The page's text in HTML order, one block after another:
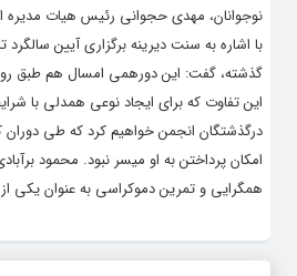
نوجوانان، مهدی حجوانی رئیس هیات مدیره
گذشته، گفت: این دورهمی امسال هم طبق
این تفاوت که برای ایجاد نوعی همدلی با
درگذشتگان انجمن خواهیم کرد که طی دوران
امکان پرداختن به او میسر نبود. محمود
همگرایی و تمرین دموکراسی به عنوان یکی